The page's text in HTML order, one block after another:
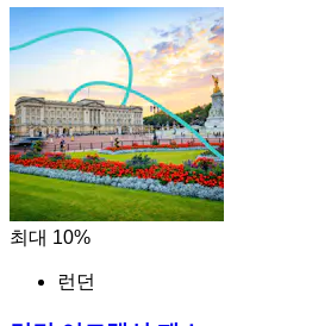
최대 10%
런던